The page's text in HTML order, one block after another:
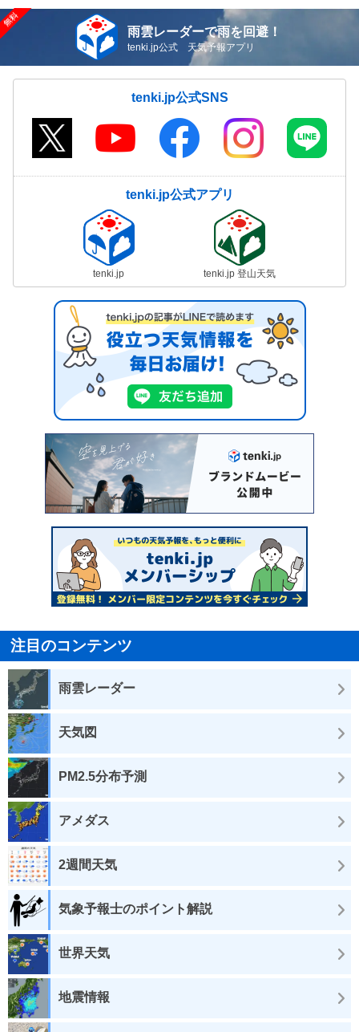
雨雲レーダーで雨を回避！
tenki.jp公式 天気予報アプリ
tenki.jp公式SNS
tenki.jp公式アプリ
tenki.jp tenki.jp 登山天気
注目のコンテンツ
雨雲レーダー
天気図
PM2.5分布予測
アメダス
2週間天気
気象予報士のポイント解説
世界天気
地震情報